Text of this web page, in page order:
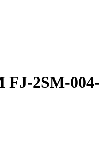
FJ-2SM-004-